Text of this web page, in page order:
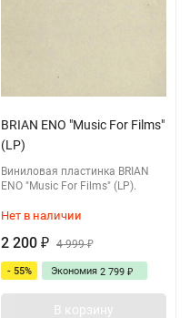
BRIAN ENO "Music For Films"
(LP)
Виниловая пластинка BRIAN
ENO "Music For Films" (LP).
Нет в наличии
2 200 ₽ 4 999₽
- 55% Экономия 2 799 ₽
В корзину